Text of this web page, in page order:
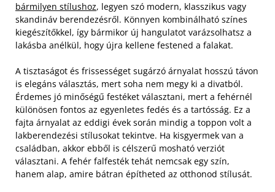
bármilyen stílushoz, legyen szó modern, klasszikus vagy
skandináv berendezésről. Könnyen kombinálható színes
kiegészítőkkel, így bármikor új hangulatot varázsolhatsz a
lakásba anélkül, hogy újra kellene festened a falakat.
A tisztaságot és frissességet sugárzó árnyalat hosszú távon
is elegáns választás, mert soha nem megy ki a divatból.
Érdemes jó minőségű festéket választani, mert a fehérnél
különösen fontos az egyenletes fedés és a tartósság. Ez a
fajta árnyalat az eddigi évek során mindig a toppon volt a
lakberendezési stílusokat tekintve. Ha kisgyermek van a
családban, akkor ebből is célszerű mosható verziót
választani. A fehér falfesték tehát nemcsak egy szín,
hanem alap, amire bátran építheted az otthonod stílusát.